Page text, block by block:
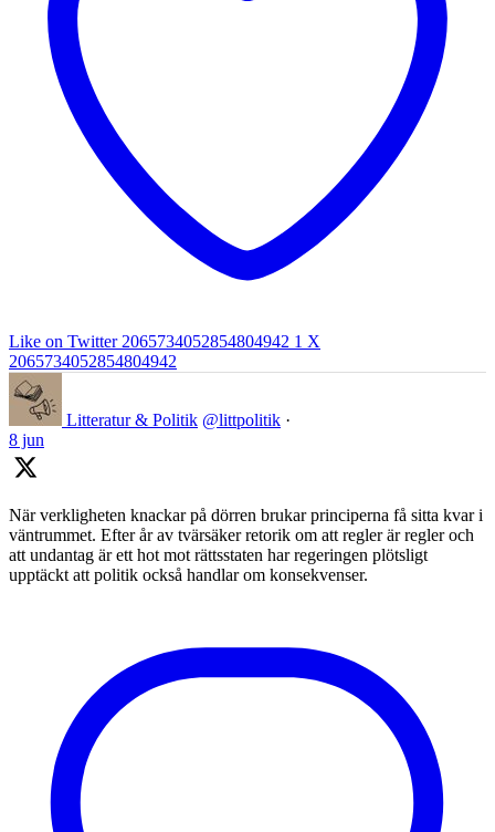
Like on Twitter 2065734052854804942 1 X
2065734052854804942
Litteratur & Politik @littpolitik ·
8 jun
När verkligheten knackar på dörren brukar principerna få sitta kvar i
väntrummet. Efter år av tvärsäker retorik om att regler är regler och
att undantag är ett hot mot rättsstaten har regeringen plötsligt
upptäckt att politik också handlar om konsekvenser.